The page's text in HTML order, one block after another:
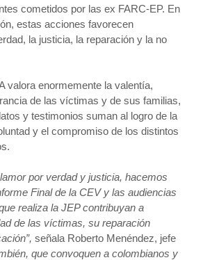
cometidos por las ex FARC-EP. En
estas acciones favorecen
la justicia, la reparación y la no
valora enormemente la valentía,
de las víctimas y de sus familias,
y testimonios suman al logro de la
y el compromiso de los distintos
por verdad y justicia, hacemos
Final de la CEV y las audiencias
realiza la JEP contribuyan a
de las víctimas, su reparación
señala Roberto Menéndez, jefe
que convoquen a colombianos y